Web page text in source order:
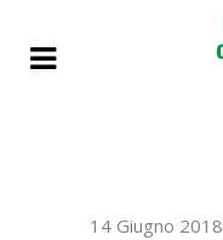
14 Giugno 2018